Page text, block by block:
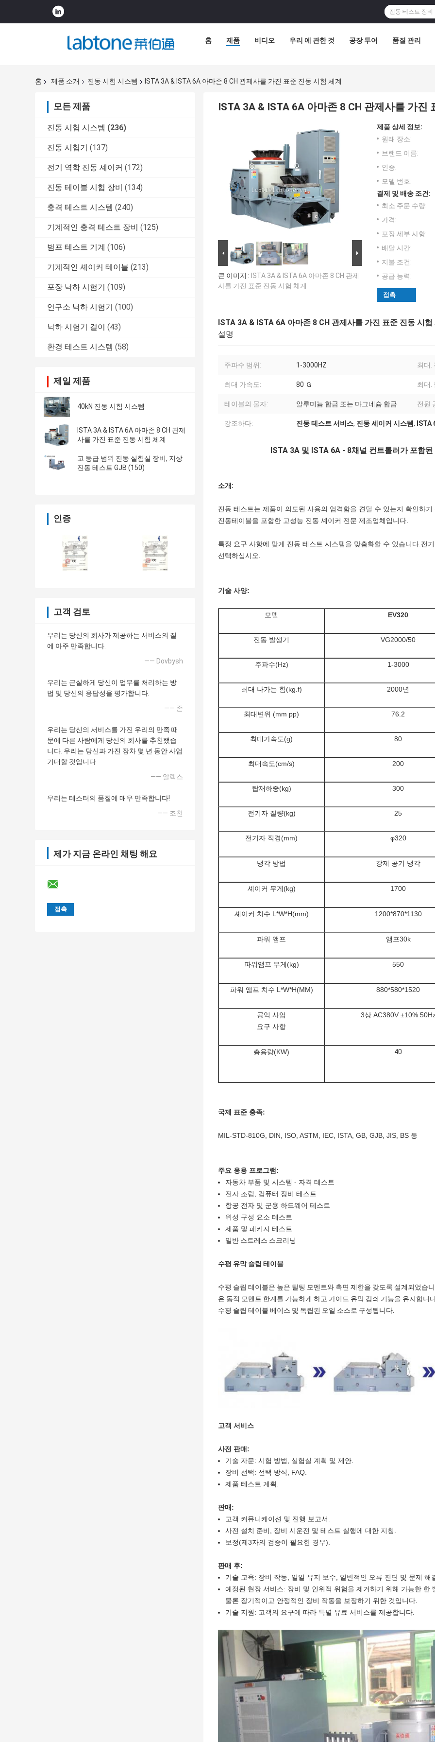
홈 제품 비디오 우리 에 관한 것 공장 투어 품질 관리
홈 제품 소개 진동 시험 시스템 ISTA 3A & ISTA 6A 아마존 8 CH 관제사를 가진 표준 진동 시험 체계
모든 제품
진동 시험 시스템 (236)
진동 시험기 (137)
전기 역학 진동 셰이커 (172)
진동 테이블 시험 장비 (134)
충격 테스트 시스템 (240)
기계적인 충격 테스트 장비 (125)
범프 테스트 기계 (106)
기계적인 셰이커 테이블 (213)
포장 낙하 시험기 (109)
연구소 낙하 시험기 (100)
낙하 시험기 걸이 (43)
환경 테스트 시스템 (58)
제일 제품
40kN 진동 시험 시스템
ISTA 3A & ISTA 6A 아마존 8 CH 관제
사를 가진 표준 진동 시험 체계
고 등급 범위 진동 실험실 장비, 지상
진동 테스트 GJB (150)
인증
고객 검토
우리는 당신의 회사가 제공하는 서비스의 질
에 아주 만족합니다.
—— Dovbysh
우리는 근실하게 당신이 업무를 처리하는 방
법 및 당신의 응답성을 평가합니다.
—— 존
우리는 당신의 서비스를 가진 우리의 만족 때
문에 다른 사람에게 당신의 회사를 추천했습
니다. 우리는 당신과 가진 장차 몇 년 동안 사업
기대할 것입니다
—— 알렉스
우리는 테스터의 품질에 매우 만족합니다!
—— 조천
제가 지금 온라인 채팅 해요
ISTA 3A & ISTA 6A 아마존 8 CH 관제사를 가진
큰 이미지 : ISTA 3A & ISTA 6A 아마존 8 CH 관제
사를 가진 표준 진동 시험 체계
제품 상세 정보:
원래 장소:
브랜드 이름:
인증:
모델 번호:
결제 및 배송 조건:
최소 주문 수량:
가격:
포장 세부 사항:
배달 시간:
지불 조건:
공급 능력:
접촉
ISTA 3A & ISTA 6A 아마존 8 CH 관제사를 가진 표준 진동 시험
설명
주파수 범위: 1-3000HZ 최대.
최대 가속도: 80 Ｇ 최대.
테이블의 물자: 알루미늄 합금 또는 마그네슘 합금 전원
강조하다: 진동 테스트 서비스, 진동 셰이커 시스템,
ISTA 3A 및 ISTA 6A - 8채널 컨트롤러가 포함
소개:
진동 테스트는 제품이 의도된 사용의 엄격함을 견딜 수 있는지 확인하
진동테이블을 포함한 고성능 진동 셰이커 전문 제조업체입니다.
특정 요구 사항에 맞게 진동 테스트 시스템을 맞춤화할 수 있습니다.전
선택하십시오.
기술 사양:
모델 EV320
진동 발생기 VG2000/50
주파수(Hz) 1-3000
최대 나가는 힘(kg.f) 2000년
최대변위 (mm pp) 76.2
최대가속도(g) 80
최대속도(cm/s) 200
탑재하중(kg) 300
전기자 질량(kg) 25
전기자 직경(mm) φ320
냉각 방법 강제 공기 냉각
셰이커 무게(kg) 1700
셰이커 치수 L*W*H(mm) 1200*870*1130
파워 앰프 앰프30k
파워앰프 무게(kg) 550
파워 앰프 치수 L*W*H(MM) 880*580*1520
공익 사업
요구 사항
3상 AC380V ±10%
총용량(KW) 40
국제 표준 충족:
MIL-STD-810G, DIN, ISO, ASTM, IEC, ISTA, GB, GJB, JIS, BS 등
주요 응용 프로그램:
자동차 부품 및 시스템 - 자격 테스트
전자 조립, 컴퓨터 장비 테스트
항공 전자 및 군용 하드웨어 테스트
위성 구성 요소 테스트
제품 및 패키지 테스트
일반 스트레스 스크리닝
수평 유막 슬립 테이블
수평 슬립 테이블은 높은 틸팅 모멘트와 측면 제한을 갖도록 설계되었습
은 동적 모멘트 한계를 가능하게 하고 가이드 유막 감쇠 기능을 유지합니
수평 슬립 테이블 베이스 및 독립된 오일 소스로 구성됩니다.
고객 서비스
사전 판매:
기술 자문: 시험 방법, 실험실 계획 및 제안.
장비 선택: 선택 방식, FAQ.
제품 테스트 계획.
판매:
고객 커뮤니케이션 및 진행 보고서.
사전 설치 준비, 장비 시운전 및 테스트 실행에 대한 지침.
보정(제3자의 검증이 필요한 경우).
판매 후:
기술 교육: 장비 작동, 일일 유지 보수, 일반적인 오류 진단 및 문제 해
예정된 현장 서비스: 장비 및 인위적 위험을 제거하기 위해 가능한
물론 장기적이고 안정적인 장비 작동을 보장하기 위한 것입니다.
기술 지원: 고객의 요구에 따라 특별 유료 서비스를 제공합니다.